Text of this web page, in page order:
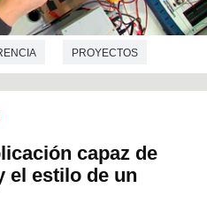
PROYECTOS
VETERINARIA
NANOTECNOLOGÍA
capaz de
el estilo de un